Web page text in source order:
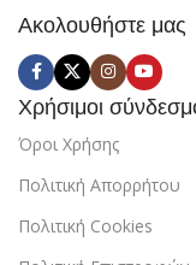
Ακολουθήστε μας
Χρήσιμοι
Όροι Χρήσης
Πολιτική Απορρήτου
Πολιτική Cookies